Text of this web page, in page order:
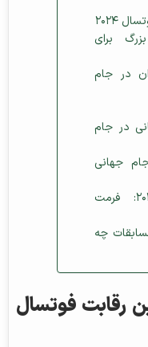
۲۰۲۴
برای
در جام
در جام
جهانی
جام جهانی فوتسال ۲۰۲۴: فرمت
فوتسال ۲۰۲۴: مسابقات چه
رقابت فوتسال